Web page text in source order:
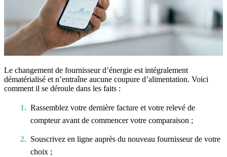
Le changement de fournisseur d’énergie est intégralement
dématérialisé et n’entraîne aucune coupure d’alimentation. Voici
comment il se déroule dans les faits :
Rassemblez votre dernière facture et votre relevé de
compteur avant de commencer votre comparaison ;
Souscrivez en ligne auprès du nouveau fournisseur de votre
choix ;